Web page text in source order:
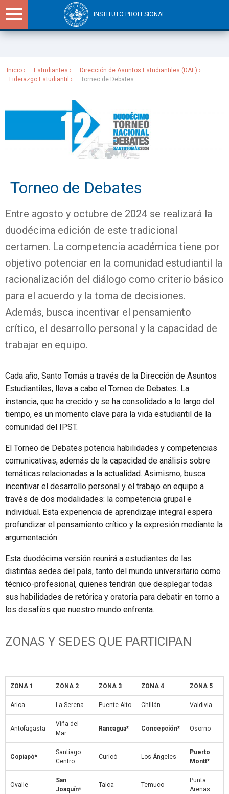
INSTITUTO PROFESIONAL
Inicio Estudiantes
Dirección de Asuntos Estudiantiles (DAE)
Liderazgo Estudiantil
Torneo de Debates
Torneo de Debates
Entre agosto y octubre de 2024 se realizará la
duodécima edición de este tradicional
certamen. La competencia académica tiene por
objetivo potenciar en la comunidad estudiantil la
racionalización del diálogo como criterio básico
para el acuerdo y la toma de decisiones.
Además, busca incentivar el pensamiento
crítico, el desarrollo personal y la capacidad de
trabajar en equipo.
Cada año, Santo Tomás a través de la Dirección de Asuntos
Estudiantiles, lleva a cabo el Torneo de Debates. La
instancia, que ha crecido y se ha consolidado a lo largo del
tiempo, es un momento clave para la vida estudiantil de la
comunidad del IPST.
El Torneo de Debates potencia habilidades y competencias
comunicativas, además de la capacidad de análisis sobre
temáticas relacionadas a la actualidad. Asimismo, busca
incentivar el desarrollo personal y el trabajo en equipo a
través de dos modalidades: la competencia grupal e
individual. Esta experiencia de aprendizaje integral espera
profundizar el pensamiento crítico y la expresión mediante la
argumentación.
Esta duodécima versión reunirá a estudiantes de las
distintas sedes del país, tanto del mundo universitario como
técnico-profesional, quienes tendrán que desplegar todas
sus habilidades de retórica y oratoria para debatir en torno a
los desafíos que nuestro mundo enfrenta.
ZONAS Y SEDES QUE PARTICIPAN
ZONA 1 ZONA 2 ZONA 3 ZONA 4 ZONA 5
Arica La Serena Puente Alto Chillán Valdivia
Antofagasta
Viña del
Mar
Rancagua* Concepción* Osorno
Copiapó*
Santiago
Centro
Curicó Los Ángeles
Puerto
Montt*
Ovalle
San
Joaquín*
Talca Temuco
Punta
Arenas